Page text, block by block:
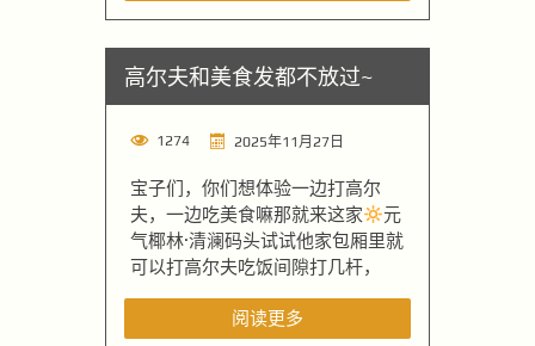
高尔夫和美食发都不放过~
1274 2025年11月27日
宝子们，你们想体验一边打高尔
夫，一边吃美食嘛那就来这家
元
气椰林·清澜码头试试他家包厢里就
可以打高尔夫吃饭间隙打几杆，
阅读更多